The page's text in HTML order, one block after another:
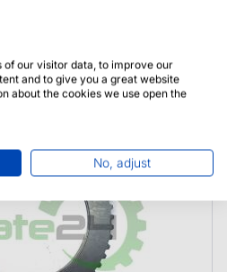
Łożysko Bearing
of our visitor data, to improve our
and to give you a great website
about the cookies we use open the
No, adjust